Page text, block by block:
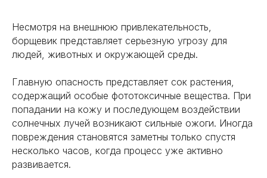
Несмотря на внешнюю привлекательность,
борщевик представляет серьезную угрозу для
людей, животных и окружающей среды.
Главную опасность представляет сок растения,
содержащий особые фототоксичные вещества. При
попадании на кожу и последующем воздействии
солнечных лучей возникают сильные ожоги. Иногда
повреждения становятся заметны только спустя
несколько часов, когда процесс уже активно
развивается.